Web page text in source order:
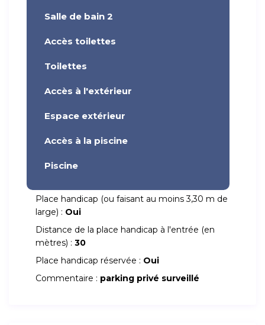
Salle de bain 2
Accès toilettes
Toilettes
Accès à l'extérieur
Espace extérieur
Accès à la piscine
Piscine
Place handicap (ou faisant au moins 3,30 m de
large) : Oui
Distance de la place handicap à l'entrée (en
mètres) : 30
Place handicap réservée : Oui
Commentaire : parking privé surveillé